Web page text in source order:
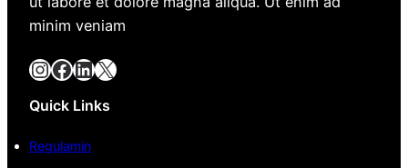
minim veniam
InstagramFacebook LinkedIn X
Quick Links
Regulamin